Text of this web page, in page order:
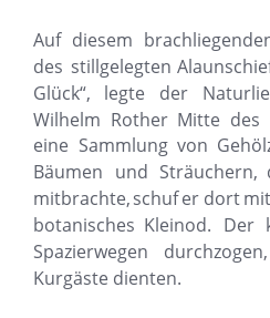
Auf diesem
des stillgelegten
Glück“,
legte der
Wilhelm Rother Mitte des
eine Sammlung von
Bäumen und Sträuchern,
mitbrachte,schufer dortmit
botanisches Kleinod. Der
Spazierwegen
durchzogen,
Kurgäste dienten.